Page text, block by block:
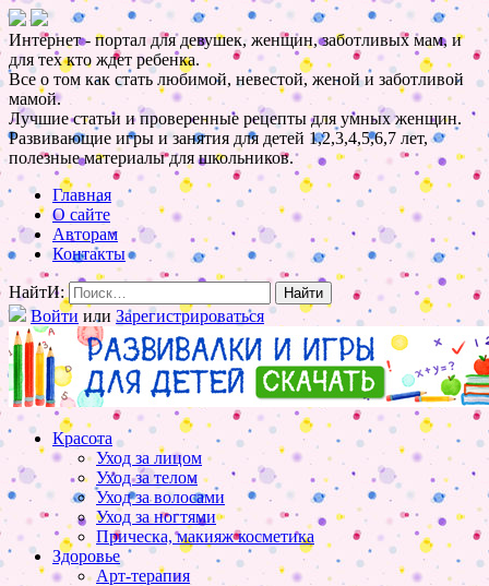
Интернет - портал для девушек, женщин, заботливых мам, и
для тех кто ждет ребенка.
Все о том как стать любимой, невестой, женой и заботливой
мамой.
Лучшие статьи и проверенные рецепты для умных женщин.
Развивающие игры и занятия для детей 1,2,3,4,5,6,7 лет,
полезные материалы для школьников.
Главная
О сайте
Авторам
Контакты
НайтИ:
Войти или Зарегистрироваться
Красота
Уход за лицом
Уход за телом
Уход за волосами
Уход за ногтями
Прическа, макияж косметика
Здоровье
Арт-терапия